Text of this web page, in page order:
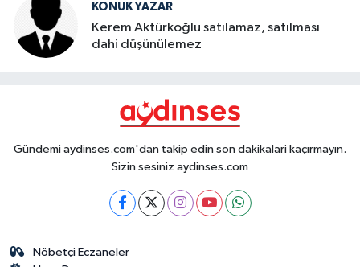
KONUK YAZAR
Kerem Aktürkoğlu satılamaz, satılması
dahi düşünülemez
Gündemi aydinses.com'dan takip edin son dakikalari kaçırmayın.
Sizin sesiniz aydinses.com
Nöbetçi Eczaneler